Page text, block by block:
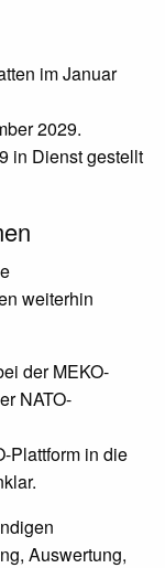
im Januar
2029.
in Dienst gestellt
weiterhin
der MEKO-
NATO-
Plattform in die
Auswertung,